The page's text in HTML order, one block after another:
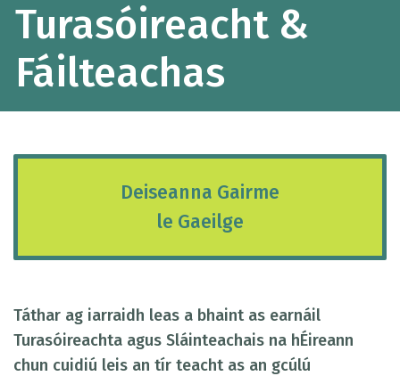
Turasóireacht &
Fáilteachas
Deiseanna Gairme
le Gaeilge
Táthar ag iarraidh leas a bhaint as earnáil
Turasóireachta agus Sláinteachais na hÉireann
chun cuidiú leis an tír teacht as an gcúlú